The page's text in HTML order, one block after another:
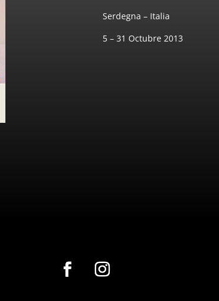
Serdegna – Italia
5 – 31 Octubre 2013